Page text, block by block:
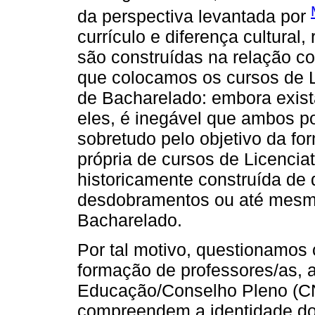
da perspectiva levantada por
currículo e diferença cultural,
são construídas na relação
que colocamos os cursos de
de Bacharelado: embora
eles, é inegável que ambos
sobretudo pelo objetivo da
própria de cursos de
historicamente construída de
desdobramentos ou até
Bacharelado.
Por tal motivo,
formação de professores/as,
Educação/Conselho Pleno
compreendem a identidade